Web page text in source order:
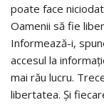
poate face
Oamenii să fie
Informează-i,
accesul la
mai rău lucru.
libertatea. Şi